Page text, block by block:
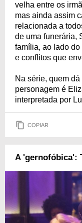
velha entre os
mas ainda assim
relacionada a
de uma funerária,
família, ao lado
e conflitos que
Na série, quem
personagem é
interpretada por
COPIAR
A 'gernofóbica':